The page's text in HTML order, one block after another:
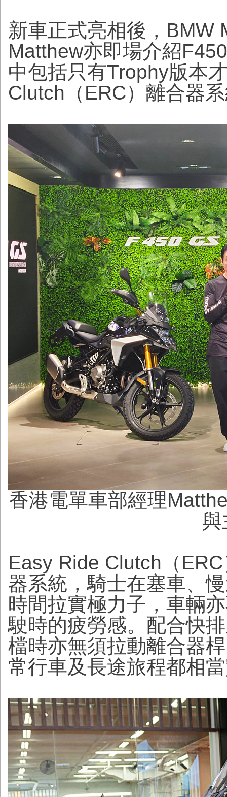
新車正式亮相後，BMW
Matthew亦即場介紹
中包括只有Trophy版本
Clutch（ERC）離合器
香港電單車部經理
與
Easy Ride Clutch（
器系統，騎士在塞車、
時間拉實極力子，車輛
駛時的疲勞感。配合快
檔時亦無須拉動離合器
常行車及長途旅程都相